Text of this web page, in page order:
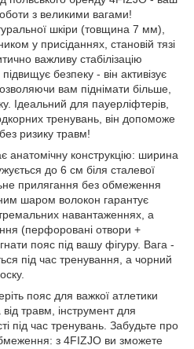
з великими вагами!
шкіри (товщина 7 мм),
у присіданнях, становій тязі
важливу стабілізацію
безпеку - він активізує
вам піднімати більше,
Ідеальний для пауерліфтерів,
тренувань, він допоможе
ризику травм!
анатомічну конструкцію: ширина
до 6 см біля сталевої
прилягання без обмеження
шаром волокон гарантує
навантаженнях, а
(перфоровані отвори +
пояс під вашу фігуру. Вага -
під час тренування, а чорний
пояс для важкої атлетики
травм, інструмент для
під час тренувань. Забудьте про
з 4FIZJO ви зможете